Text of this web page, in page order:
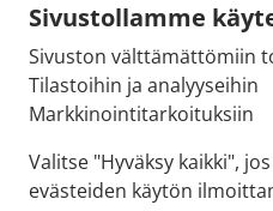
Sivustollamme
Sivuston välttämättömiin
Tilastoihin ja analyyseihin
Markkinointitarkoituksiin
Valitse "Hyväksy kaikki",
evästeiden käytön